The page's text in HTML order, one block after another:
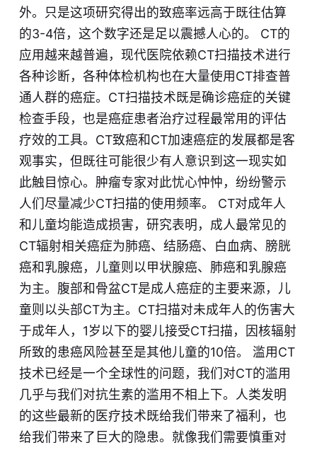
外。只是这项研究得出的致癌率远高于既往估算
的3-4倍，这个数字还是足以震撼人心的。 CT的
应用越来越普遍，现代医院依赖CT扫描技术进行
各种诊断，各种体检机构也在大量使用CT排查普
通人群的癌症。CT扫描技术既是确诊癌症的关键
检查手段，也是癌症患者治疗过程最常用的评估
疗效的工具。CT致癌和CT加速癌症的发展都是客
观事实，但既往可能很少有人意识到这一现实如
此触目惊心。肿瘤专家对此忧心忡忡，纷纷警示
人们尽量减少CT扫描的使用频率。 CT对成年人
和儿童均能造成损害，研究表明，成人最常见的
CT辐射相关癌症为肺癌、结肠癌、白血病、膀胱
癌和乳腺癌，儿童则以甲状腺癌、肺癌和乳腺癌
为主。腹部和骨盆CT是成人癌症的主要来源，儿
童则以头部CT为主。CT扫描对未成年人的伤害大
于成年人，1岁以下的婴儿接受CT扫描，因核辐射
所致的患癌风险甚至是其他儿童的10倍。 滥用CT
技术已经是一个全球性的问题，我们对CT的滥用
几乎与我们对抗生素的滥用不相上下。人类发明
的这些最新的医疗技术既给我们带来了福利，也
给我们带来了巨大的隐患。就像我们需要慎重对